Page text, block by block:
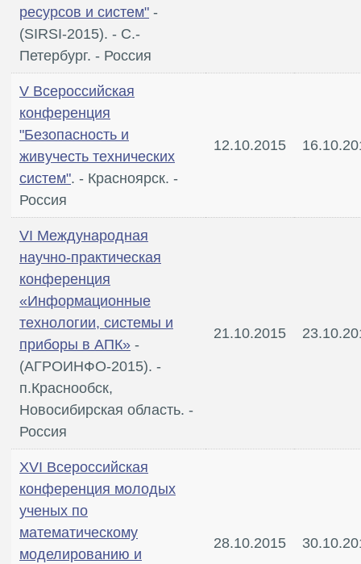
ресурсов и систем" -
(SIRSI-2015). - С.-
Петербург. - Россия
V Всероссийская
конференция
"Безопасность и
живучесть технических
систем". - Красноярск. -
Россия
12.10.2015
VI Международная
научно-практическая
конференция
«Информационные
технологии, системы и
приборы в АПК» -
(АГРОИНФО-2015). -
п.Краснообск,
Новосибирская область. -
Россия
21.10.2015
XVI Всероссийская
конференция молодых
ученых по
математическому
моделированию и
28.10.2015